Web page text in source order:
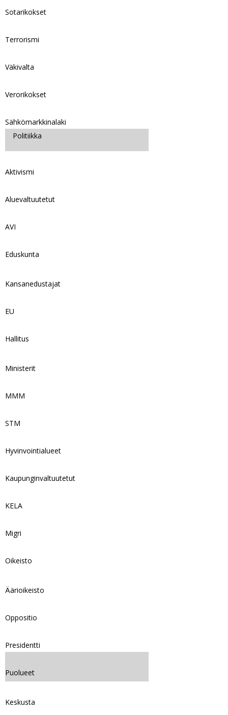
Sotarikokset
Terrorismi
Väkivalta
Verorikokset
Sähkömarkkinalaki
Politiikka
Aktivismi
Aluevaltuutetut
AVI
Eduskunta
Kansanedustajat
EU
Hallitus
Ministerit
MMM
STM
Hyvinvointialueet
Kaupunginvaltuutetut
KELA
Migri
Oikeisto
Äärioikeisto
Oppositio
Presidentti
Puolueet
Keskusta